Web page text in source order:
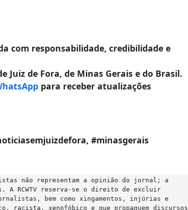
com responsabilidade, credibilidade e
de Fora, de Minas Gerais e do Brasil.
para receber atualizações
#minasgerais
não representam a opinião do jornal; a
A RCWTV reserva-se o direito de excluir
bem como xingamentos, injúrias e
racista, xenofóbico e que propaguem discursos